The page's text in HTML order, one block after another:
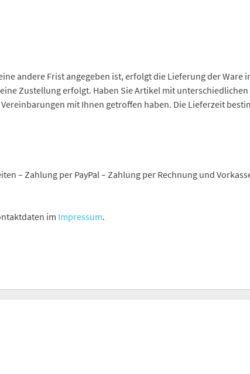
andere Frist angegeben ist, erfolgt die Lieferung der
Zustellung erfolgt. Haben Sie Artikel mit
mit Ihnen getroffen haben. Die Lieferzeit
– Zahlung per PayPal – Zahlung per Rechnung und
im Impressum.